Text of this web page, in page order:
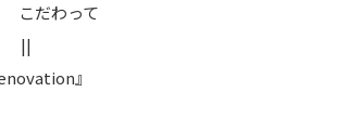
こだわって
||
』